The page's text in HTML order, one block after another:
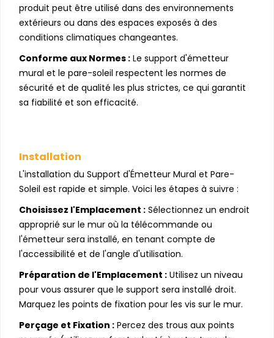
produit peut être utilisé dans des environnements
extérieurs ou dans des espaces exposés à des
conditions climatiques changeantes.
Conforme aux Normes : Le support d'émetteur
mural et le pare-soleil respectent les normes de
sécurité et de qualité les plus strictes, ce qui garantit
sa fiabilité et son efficacité.
Installation
L'installation du Support d'Émetteur Mural et Pare-
Soleil est rapide et simple. Voici les étapes à suivre :
Choisissez l'Emplacement : Sélectionnez un endroit
approprié sur le mur où la télécommande ou
l'émetteur sera installé, en tenant compte de
l'accessibilité et de l'angle d'utilisation.
Préparation de l'Emplacement : Utilisez un niveau
pour vous assurer que le support sera installé droit.
Marquez les points de fixation pour les vis sur le mur.
Perçage et Fixation : Percez des trous aux points